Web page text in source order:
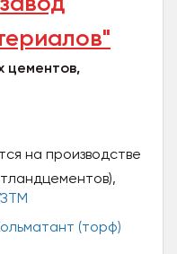
цементов,
на производстве
и добавок